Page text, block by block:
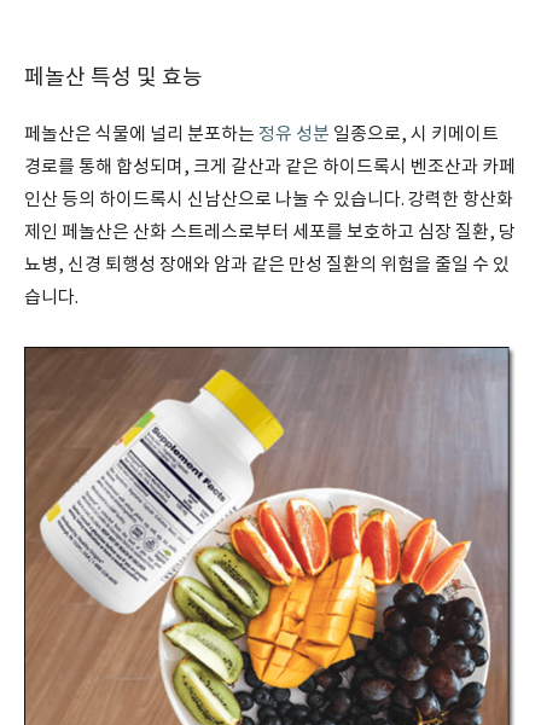
페놀산 특성 및 효능
페놀산은 식물에 널리 분포하는 정유 성분 일종으로, 시 키메이트
경로를 통해 합성되며, 크게 갈산과 같은 하이드록시 벤조산과 카페
인산 등의 하이드록시 신남산으로 나눌 수 있습니다. 강력한 항산화
제인 페놀산은 산화 스트레스로부터 세포를 보호하고 심장 질환, 당
뇨병, 신경 퇴행성 장애와 암과 같은 만성 질환의 위험을 줄일 수 있
습니다.